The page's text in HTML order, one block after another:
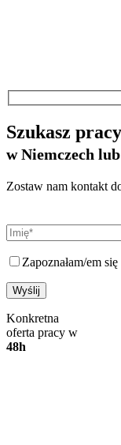
Szukasz
w Niemczech
Zostaw nam kontakt
Zapoznałam/em
Konkretna
oferta pracy w
48h